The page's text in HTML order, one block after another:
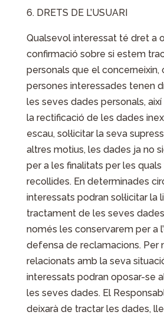
DRETS DE L’USUARI
Qualsevol interessat té dret a
confirmació sobre si estem
personals que el concerneixin,
persones interessades tenen
les seves dades personals, així
la rectificació de les dades
escau, sol·licitar la seva
altres motius, les dades ja no
per a les finalitats per les quals
recollides. En determinades
interessats podran sol·licitar la
tractament de les seves
només les conservarem per a
defensa de reclamacions. Per
relacionats amb la seva
interessats podran oposar-se
les seves dades. El
deixarà de tractar les dades,